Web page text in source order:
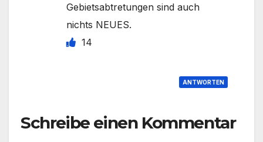
Gebietsabtretungen sind auch
nichts NEUES.
14
ANTWORTEN
Schreibe einen Kommentar